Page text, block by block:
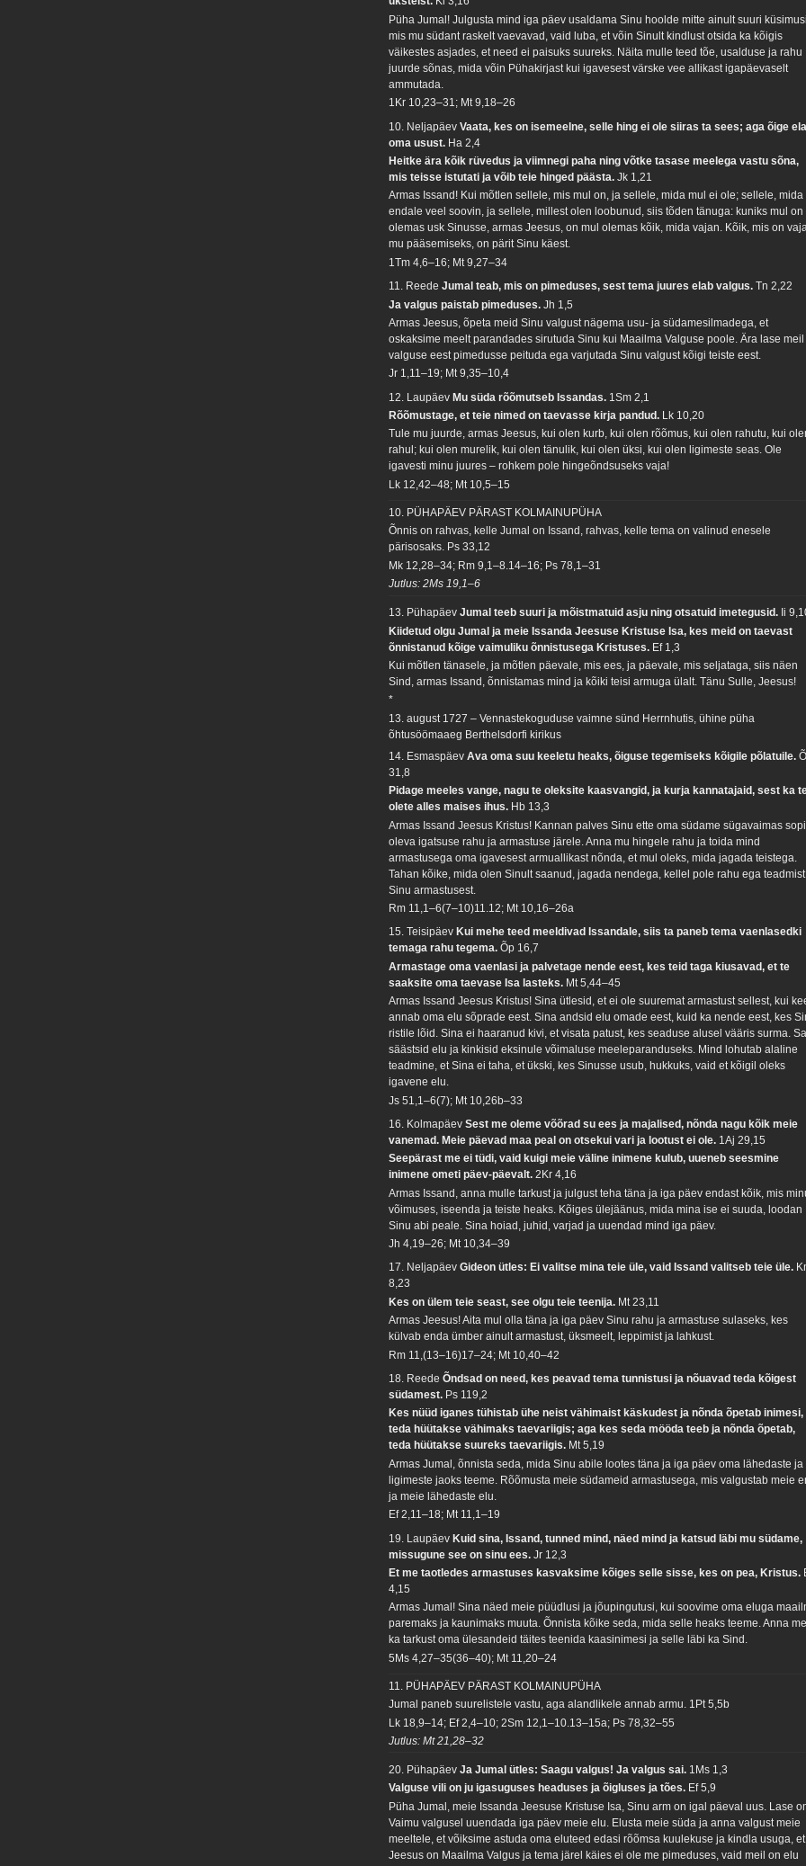
Püha Jumal! Julgusta mind iga päev usaldama Sinu hoolde mitte ainult suuri
mis mu südant raskelt vaevavad, vaid luba, et võin Sinult kindlust otsida ka kõigis
väikestes asjades, et need ei paisuks suureks. Näita mulle teed tõe, usalduse ja rahu
juurde sõnas, mida võin Pühakirjast kui igavesest värske vee allikast igapäevaselt
ammutada.
1Kr 10,23–31; Mt 9,18–26
10. NeljapäevVaata, kes on isemeelne, selle hing ei ole siiras ta sees; aga õige
oma usust. Ha 2,4
Heitke ära kõik rüvedus ja viimnegi paha ning võtke tasase meelega vastu sõna,
mis teisse istutati ja võib teie hinged päästa.Jk 1,21
Armas Issand! Kui mõtlen sellele, mis mul on, ja sellele, mida mul ei ole; sellele, mida
endale veel soovin, ja sellele, millest olen loobunud, siis tõden tänuga: kuniks mul on
olemas usk Sinusse, armas Jeesus, on mul olemas kõik, mida vajan. Kõik, mis on
mu pääsemiseks, on pärit Sinu käest.
1Tm 4,6–16; Mt 9,27–34
11. ReedeJumal teab, mis on pimeduses, sest tema juures elab valgus.Tn 2,22
Ja valgus paistab pimeduses.Jh 1,5
Armas Jeesus, õpeta meid Sinu valgust nägema usu- ja südamesilmadega, et
oskaksime meelt parandades sirutuda Sinu kui Maailma Valguse poole. Ära lase meil
valguse eest pimedusse peituda ega varjutada Sinu valgust kõigi teiste eest.
Jr 1,11–19; Mt 9,35–10,4
12. LaupäevMu süda rõõmutseb Issandas. 1Sm 2,1
Rõõmustage, et teie nimed on taevasse kirja pandud. Lk 10,20
Tule mu juurde, armas Jeesus, kui olen kurb, kui olen rõõmus, kui olen rahutu, kui
rahul; kui olen murelik, kui olen tänulik, kui olen üksi, kui olen ligimeste seas. Ole
igavesti minu juures – rohkem pole hingeõndsuseks vaja!
Lk 12,42–48; Mt 10,5–15
10. PÜHAPÄEV PÄRAST KOLMAINUPÜHA
Õnnis on rahvas, kelle Jumal on Issand, rahvas, kelle tema on valinud enesele
pärisosaks. Ps 33,12
Mk 12,28–34; Rm 9,1–8.14–16; Ps 78,1–31
Jutlus: 2Ms 19,1–6
13. PühapäevJumal teeb suuri ja mõistmatuid asju ning otsatuid imetegusid. Ii
Kiidetud olgu Jumal ja meie Issanda Jeesuse Kristuse Isa, kes meid on taevast
õnnistanud kõige vaimuliku õnnistusega Kristuses. Ef 1,3
Kui mõtlen tänasele, ja mõtlen päevale, mis ees, ja päevale, mis seljataga, siis näen
Sind, armas Issand, õnnistamas mind ja kõiki teisi armuga ülalt. Tänu Sulle, Jeesus!
*
13. august 1727 – Vennastekoguduse vaimne sünd Herrnhutis, ühine püha
õhtusöömaaeg Berthelsdorfi kirikus
14. EsmaspäevAva oma suu keeletu heaks, õiguse tegemiseks kõigile põlatuile.
31,8
Pidage meeles vange, nagu te oleksite kaasvangid, ja kurja kannatajaid, sest ka
olete alles maises ihus. Hb 13,3
Armas Issand Jeesus Kristus! Kannan palves Sinu ette oma südame sügavaimas
oleva igatsuse rahu ja armastuse järele. Anna mu hingele rahu ja toida mind
armastusega oma igavesest armuallikast nõnda, et mul oleks, mida jagada teistega.
Tahan kõike, mida olen Sinult saanud, jagada nendega, kellel pole rahu ega teadmist
Sinu armastusest.
Rm 11,1–6(7–10)11.12; Mt 10,16–26a
15. Teisipäev Kui mehe teed meeldivad Issandale, siis ta paneb tema vaenlasedki
temaga rahu tegema.Õp 16,7
Armastage oma vaenlasi ja palvetage nende eest, kes teid taga kiusavad, et te
saaksite oma taevase Isa lasteks. Mt 5,44–45
Armas Issand Jeesus Kristus! Sina ütlesid, et ei ole suuremat armastust sellest, kui
annab oma elu sõprade eest. Sina andsid elu omade eest, kuid ka nende eest, kes
ristile lõid. Sina ei haaranud kivi, et visata patust, kes seaduse alusel vääris surma.
säästsid elu ja kinkisid eksinule võimaluse meeleparanduseks. Mind lohutab alaline
teadmine, et Sina ei taha, et ükski, kes Sinusse usub, hukkuks, vaid et kõigil oleks
igavene elu.
Js 51,1–6(7); Mt 10,26b–33
16. KolmapäevSest me oleme võõrad su ees ja majalised, nõnda nagu kõik meie
vanemad. Meie päevad maa peal on otsekui vari ja lootust ei ole. 1Aj 29,15
Seepärast me ei tüdi, vaid kuigi meie väline inimene kulub, uueneb seesmine
inimene ometi päev-päevalt.2Kr 4,16
Armas Issand, anna mulle tarkust ja julgust teha täna ja iga päev endast kõik, mis
võimuses, iseenda ja teiste heaks. Kõiges ülejäänus, mida mina ise ei suuda, loodan
Sinu abi peale. Sina hoiad, juhid, varjad ja uuendad mind iga päev.
Jh 4,19–26; Mt 10,34–39
17. NeljapäevGideon ütles: Ei valitse mina teie üle, vaid Issand valitseb teie üle.
8,23
Kes on ülem teie seast, see olgu teie teenija. Mt 23,11
Armas Jeesus! Aita mul olla täna ja iga päev Sinu rahu ja armastuse sulaseks, kes
külvab enda ümber ainult armastust, üksmeelt, leppimist ja lahkust.
Rm 11,(13–16)17–24; Mt 10,40–42
18. ReedeÕndsad on need, kes peavad tema tunnistusi ja nõuavad teda kõigest
südamest. Ps 119,2
Kes nüüd iganes tühistab ühe neist vähimaist käskudest ja nõnda õpetab inimesi,
teda hüütakse vähimaks taevariigis; aga kes seda mööda teeb ja nõnda õpetab,
teda hüütakse suureks taevariigis. Mt 5,19
Armas Jumal, õnnista seda, mida Sinu abile lootes täna ja iga päev oma lähedaste ja
ligimeste jaoks teeme. Rõõmusta meie südameid armastusega, mis valgustab meie
ja meie lähedaste elu.
Ef 2,11–18; Mt 11,1–19
19. LaupäevKuid sina, Issand, tunned mind, näed mind ja katsud läbi mu südame,
missugune see on sinu ees.Jr 12,3
Et me taotledes armastuses kasvaksime kõiges selle sisse, kes on pea, Kristus.
4,15
Armas Jumal! Sina näed meie püüdlusi ja jõupingutusi, kui soovime oma eluga
paremaks ja kaunimaks muuta. Õnnista kõike seda, mida selle heaks teeme. Anna
ka tarkust oma ülesandeid täites teenida kaasinimesi ja selle läbi ka Sind.
5Ms 4,27–35(36–40); Mt 11,20–24
11. PÜHAPÄEV PÄRAST KOLMAINUPÜHA
Jumal paneb suurelistele vastu, aga alandlikele annab armu. 1Pt 5,5b
Lk 18,9–14; Ef 2,4–10; 2Sm 12,1–10.13–15a; Ps 78,32–55
Jutlus: Mt 21,28–32
20. PühapäevJa Jumal ütles: Saagu valgus! Ja valgus sai. 1Ms 1,3
Valguse vili on ju igasuguses headuses ja õigluses ja tões. Ef 5,9
Püha Jumal, meie Issanda Jeesuse Kristuse Isa, Sinu arm on igal päeval uus. Lase
Vaimu valgusel uuendada iga päev meie elu. Elusta meie süda ja anna valgust meie
meeltele, et võiksime astuda oma eluteed edasi rõõmsa kuulekuse ja kindla usuga, et
Jeesus on Maailma Valgus ja tema järel käies ei ole me pimeduses, vaid meil on elu